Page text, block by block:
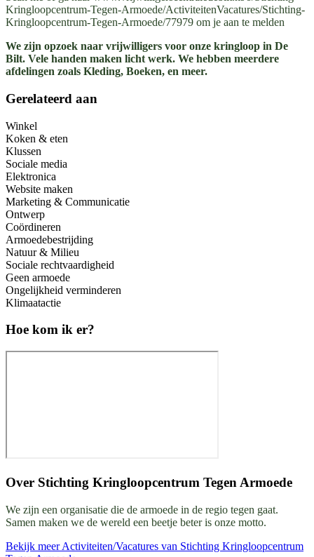
Kringloopcentrum-Tegen-Armoede/ActiviteitenVacatures/Stichting-
Kringloopcentrum-Tegen-Armoede/77979 om je aan te melden
We zijn opzoek naar vrijwilligers voor onze kringloop in De
Bilt. Vele handen maken licht werk. We hebben meerdere
afdelingen zoals Kleding, Boeken, en meer.
Gerelateerd aan
Winkel
Koken & eten
Klussen
Sociale media
Elektronica
Website maken
Marketing & Communicatie
Ontwerp
Coördineren
Armoedebestrijding
Natuur & Milieu
Sociale rechtvaardigheid
Geen armoede
Ongelijkheid verminderen
Klimaatactie
Hoe kom ik er?
Over Stichting Kringloopcentrum Tegen Armoede
We zijn een organisatie die de armoede in de regio tegen gaat.
Samen maken we de wereld een beetje beter is onze motto.
Bekijk meer Activiteiten/Vacatures van Stichting Kringloopcentrum